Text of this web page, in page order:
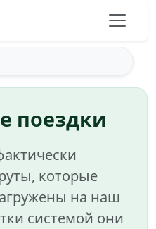
поездки
которые
на наш
системой они